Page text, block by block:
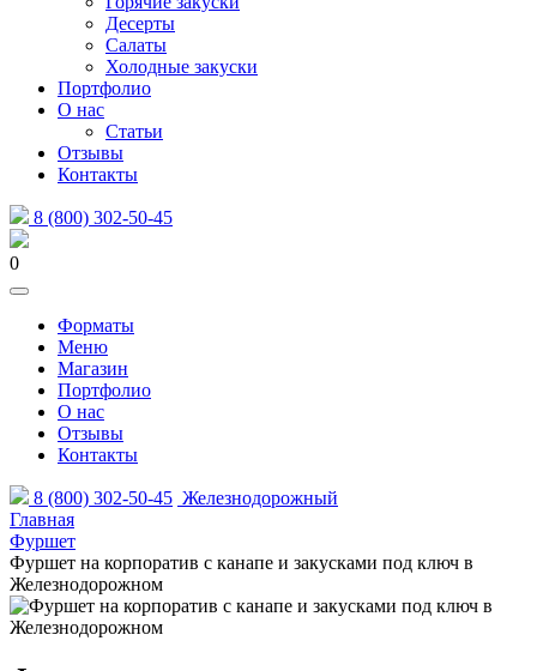
Десерты
Салаты
Холодные закуски
Портфолио
О нас
Статьи
Отзывы
Контакты
8 (800) 302-50-45
0
Форматы
Меню
Магазин
Портфолио
О нас
Отзывы
Контакты
8 (800) 302-50-45 Железнодорожный
Главная
Фуршет
Фуршет на корпоратив с канапе и закусками под ключ в
Железнодорожном